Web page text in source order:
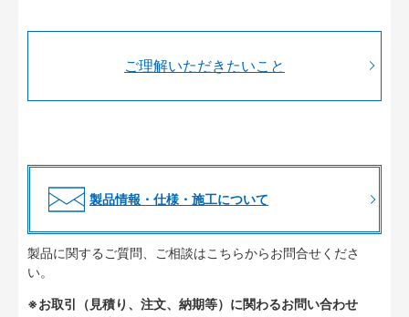
ご理解いただきたいこと
製品情報・仕様・施工について
製品に関するご質問、ご相談はこちらからお問合せくださ
い。
※お取引（見積り、注文、納期等）に関わるお問い合わせ